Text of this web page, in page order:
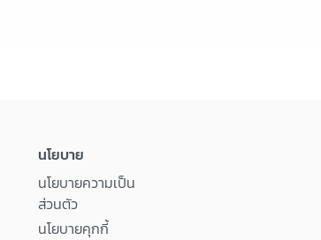
นโยบาย
นโยบายความเป็น
ส่วนตัว
นโยบายคุกกี้